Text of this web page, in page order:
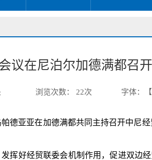
议在尼泊尔加德满都召开
浏览次数： 22次 字体：【
德亚亚在加德满都共同主持召开中尼
挥好经贸联委会机制作用，促进双边